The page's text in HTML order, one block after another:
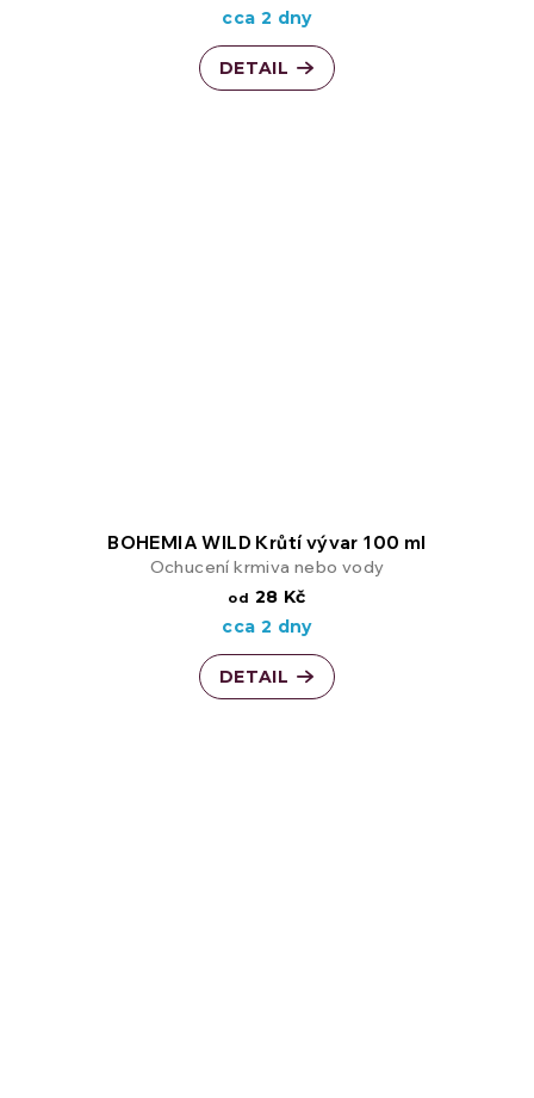
cca 2 dny
DETAIL
BOHEMIA WILD Krůtí vývar 100 ml
Ochucení krmiva nebo vody
od 28 Kč
cca 2 dny
DETAIL